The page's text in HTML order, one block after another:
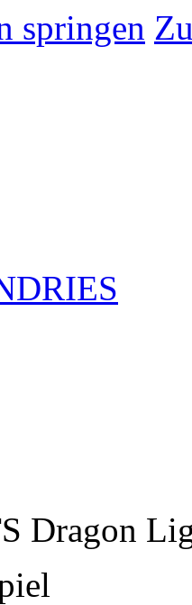
springen
Dragon